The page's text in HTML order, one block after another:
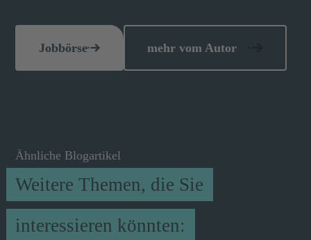
Jobbörse mehr vom Autor
Ähnliche Blogartikel
Weitere Themen, die Sie
interessieren könnten: